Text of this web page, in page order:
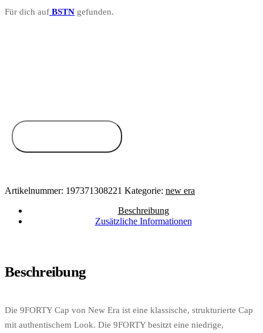
Für dich auf BSTN gefunden.
Artikelnummer: 197371308221 Kategorie: new era
Beschreibung
Zusätzliche Informationen
Beschreibung
Die 9FORTY Cap von New Era ist eine klassische, strukturierte Cap
mit authentischem Look. Die 9FORTY besitzt eine niedrige,